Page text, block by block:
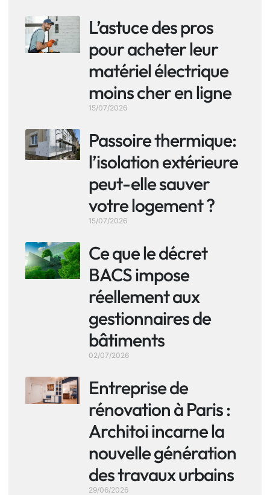
L’astuce des pros
pour acheter leur
matériel électrique
moins cher en ligne
15/07/2026
Passoire thermique:
l’isolation extérieure
peut-elle sauver
votre logement ?
15/07/2026
Ce que le décret
BACS impose
réellement aux
gestionnaires de
bâtiments
02/07/2026
Entreprise de
rénovation à Paris :
Architoi incarne la
nouvelle génération
des travaux urbains
29/06/2026